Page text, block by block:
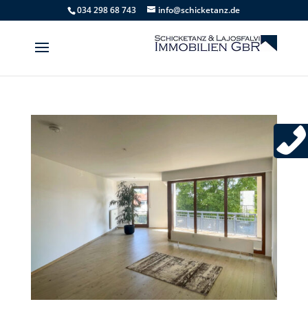
034 298 68 743 info@schicketanz.de